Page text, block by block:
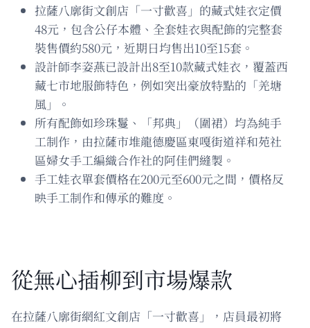
拉薩八廓街文創店「一寸歡喜」的藏式娃衣定價
48元，包含公仔本體、全套娃衣與配飾的完整套
裝售價約580元，近期日均售出10至15套。
設計師李姿燕已設計出8至10款藏式娃衣，覆蓋西
藏七市地服飾特色，例如突出豪放特點的「羌塘
風」。
所有配飾如珍珠鬘、「邦典」（圍裙）均為純手
工制作，由拉薩市堆龍德慶區東嘎街道祥和苑社
區婦女手工編織合作社的阿佳們縫製。
手工娃衣單套價格在200元至600元之間，價格反
映手工制作和傳承的難度。
從無心插柳到市場爆款
在拉薩八廓街網紅文創店「一寸歡喜」，店員最初將